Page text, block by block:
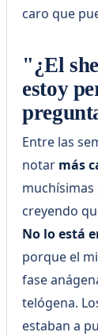
caro que
"¿El
estoy
Entre las
notar más
creyendo
No lo está
porque el
fase
telógena.
estaban a